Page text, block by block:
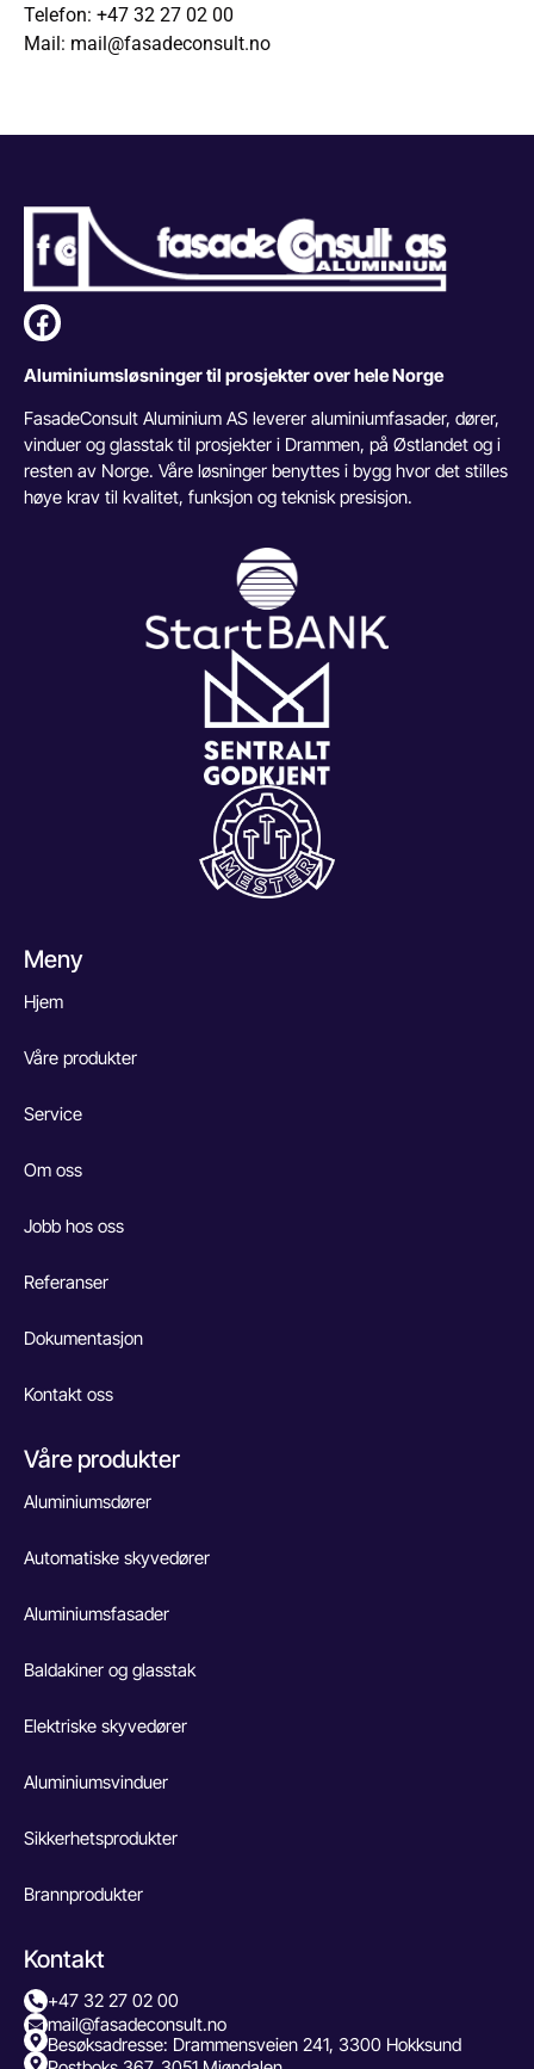
Telefon: +47 32 27 02 00
Mail: mail@fasadeconsult.no
Aluminiumsløsninger til prosjekter over hele Norge
FasadeConsult Aluminium AS leverer aluminiumfasader, dører,
vinduer og glasstak til prosjekter i Drammen, på Østlandet og i
resten av Norge. Våre løsninger benyttes i bygg hvor det stilles
høye krav til kvalitet, funksjon og teknisk presisjon.
Meny
Hjem
Våre produkter
Service
Om oss
Jobb hos oss
Referanser
Dokumentasjon
Kontakt oss
Våre produkter
Aluminiumsdører
Automatiske skyvedører
Aluminiumsfasader
Baldakiner og glasstak
Elektriske skyvedører
Aluminiumsvinduer
Sikkerhetsprodukter
Brannprodukter
Kontakt
+47 32 27 02 00
mail@fasadeconsult.no
Besøksadresse: Drammensveien 241, 3300 Hokksund